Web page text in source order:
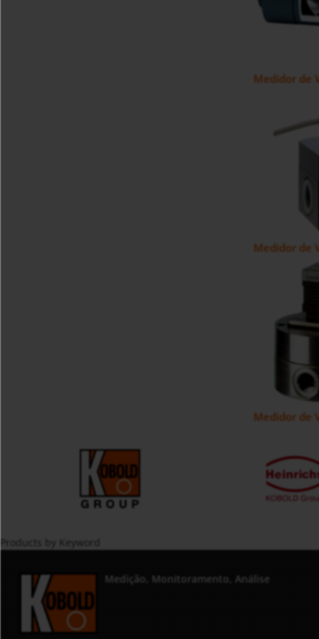
Medidor de
Medidor de
Medidor de
Products by Keyword
Medição, Monitoramento, Análise